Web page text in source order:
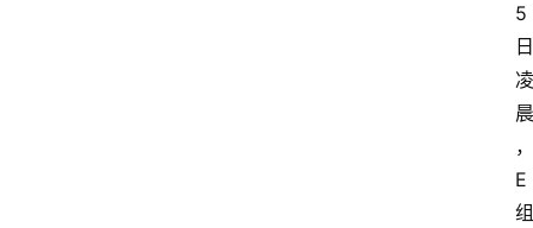
5
日
凌
晨
，
E
组